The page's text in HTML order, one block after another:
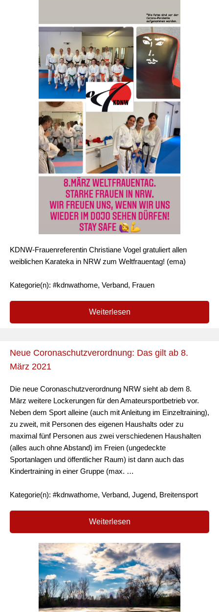
KDNW-Frauenreferentin Christiane Vogel gratuliert allen
weiblichen Karateka in NRW zum Weltfrauentag! (ema)
Kategorie(n): #kdnwathome, Verband, Frauen
Weiterlesen
Neue Coronaschutzverordnung: Das gilt ab 8.
März 2021
Die neue Coronaschutzverordnung NRW sieht ab dem 8.
März weitere Lockerungen für den Amateursportbetrieb vor.
Neben dem Sport alleine (auch mit Anleitung im Einzeltraining),
zu zweit, mit Personen des eigenen Haushalts oder zu
maximal fünf Personen aus zwei verschiedenen Haushalten
(alles auch ohne Abstand) im Freien (ungedeckte
Sportanlagen und öffentlicher Raum) ist dann auch das
Kindertraining in einer Gruppe (max. …
Kategorie(n): #kdnwathome, Verband, Jugend, Breitensport
Weiterlesen